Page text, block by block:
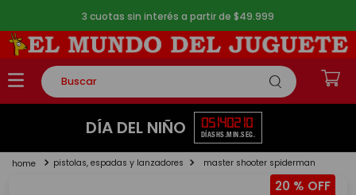
3 cuotas sin interés a partir de $49.999
Buscar
TÉRMINOS MÁS BUSCADOS
2.
lego
DÍA DEL NIÑO 05
DÍAS
14
HS.
02
MIN.
10
SEG.
pistolas, espadas y lanzadores master shooter spiderman
20 %